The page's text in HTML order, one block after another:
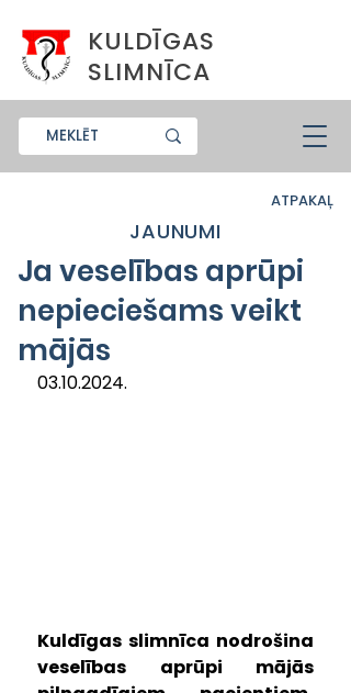
KULDĪGAS
SLIMNĪCA
ATPAKAĻ
JAUNUMI
Ja veselības aprūpi
nepieciešams veikt
mājās
03.10.2024.
Kuldīgas slimnīca nodrošina
veselības aprūpi mājās